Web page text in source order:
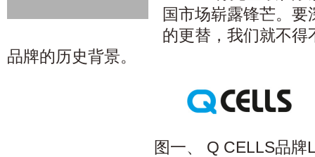
国市场崭露锋芒。
的更替，我们就不得
品牌的历史背景。
图一、 Q CELLS品牌